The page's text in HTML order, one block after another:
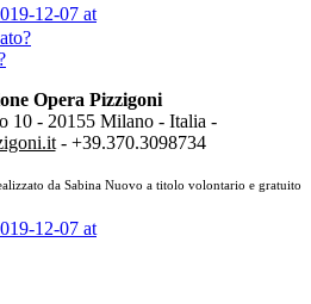
Opera Pizzigoni
10 - 20155 Milano - Italia -
- +39.370.3098734
da Sabina Nuovo a titolo volontario e gratuito